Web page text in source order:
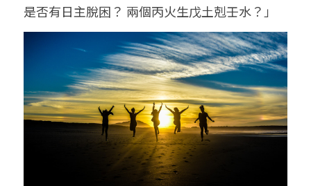
是否有日主脫困？ 兩個丙火生戊土剋壬水？」